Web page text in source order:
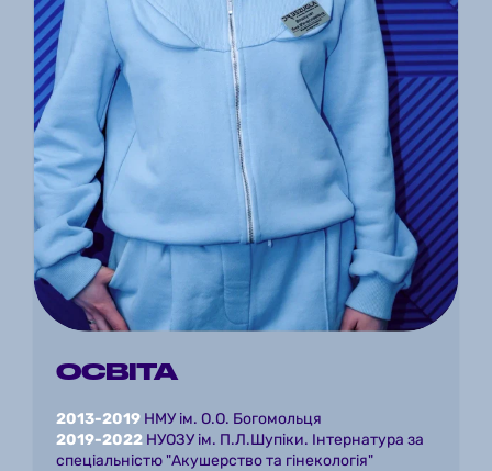
ОСВІТА
2013-2019 НМУ ім. О.О. Богомольця
2019-2022 НУОЗУ ім. П.Л.Шупіки. Інтернатура за
спеціальністю "Акушерство та гінекологія"